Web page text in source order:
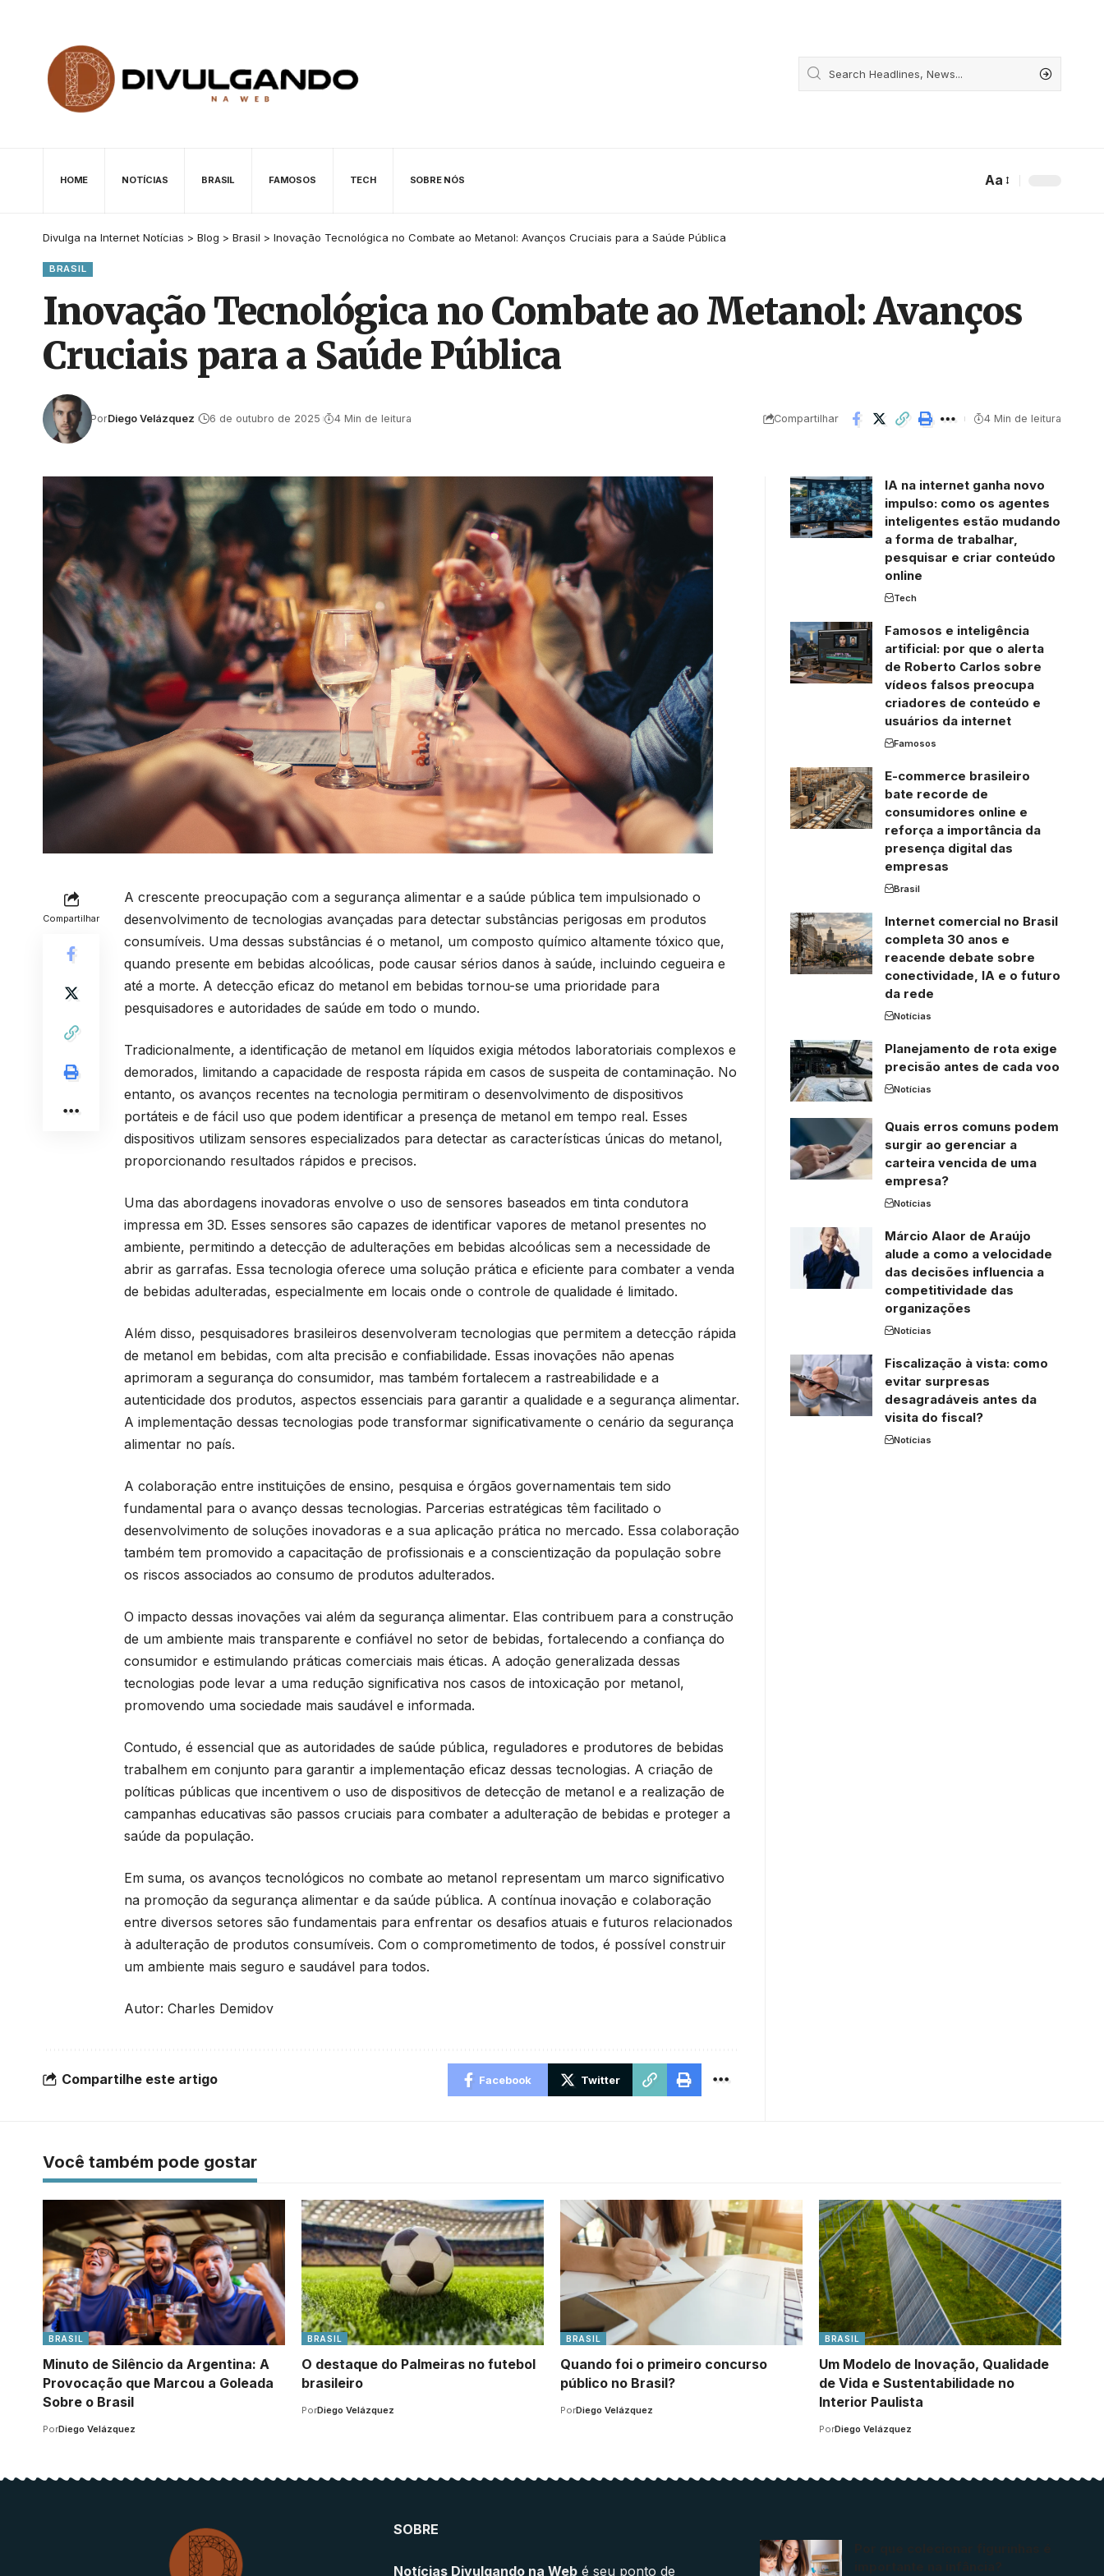
HOME NOTÍCIAS BRASIL FAMOSOS TECH SOBRE NÓS Aa
Divulga na Internet Notícias > Blog > Brasil > Inovação Tecnológica no Combate ao Metanol: Avanços Cruciais para a Saúde Pública
BRASIL
Inovação Tecnológica no Combate ao Metanol: Avanços
Cruciais para a Saúde Pública
PorDiego Velázquez 6 de outubro de 2025 4 Min de leitura Compartilhar 4 Min de leitura
Compartilhar
A crescente preocupação com a segurança alimentar e a saúde pública tem impulsionado o
desenvolvimento de tecnologias avançadas para detectar substâncias perigosas em produtos
consumíveis. Uma dessas substâncias é o metanol, um composto químico altamente tóxico que,
quando presente em bebidas alcoólicas, pode causar sérios danos à saúde, incluindo cegueira e
até a morte. A detecção eficaz do metanol em bebidas tornou-se uma prioridade para
pesquisadores e autoridades de saúde em todo o mundo.
Tradicionalmente, a identificação de metanol em líquidos exigia métodos laboratoriais complexos e
demorados, limitando a capacidade de resposta rápida em casos de suspeita de contaminação. No
entanto, os avanços recentes na tecnologia permitiram o desenvolvimento de dispositivos
portáteis e de fácil uso que podem identificar a presença de metanol em tempo real. Esses
dispositivos utilizam sensores especializados para detectar as características únicas do metanol,
proporcionando resultados rápidos e precisos.
Uma das abordagens inovadoras envolve o uso de sensores baseados em tinta condutora
impressa em 3D. Esses sensores são capazes de identificar vapores de metanol presentes no
ambiente, permitindo a detecção de adulterações em bebidas alcoólicas sem a necessidade de
abrir as garrafas. Essa tecnologia oferece uma solução prática e eficiente para combater a venda
de bebidas adulteradas, especialmente em locais onde o controle de qualidade é limitado.
Além disso, pesquisadores brasileiros desenvolveram tecnologias que permitem a detecção rápida
de metanol em bebidas, com alta precisão e confiabilidade. Essas inovações não apenas
aprimoram a segurança do consumidor, mas também fortalecem a rastreabilidade e a
autenticidade dos produtos, aspectos essenciais para garantir a qualidade e a segurança alimentar.
A implementação dessas tecnologias pode transformar significativamente o cenário da segurança
alimentar no país.
A colaboração entre instituições de ensino, pesquisa e órgãos governamentais tem sido
fundamental para o avanço dessas tecnologias. Parcerias estratégicas têm facilitado o
desenvolvimento de soluções inovadoras e a sua aplicação prática no mercado. Essa colaboração
também tem promovido a capacitação de profissionais e a conscientização da população sobre
os riscos associados ao consumo de produtos adulterados.
O impacto dessas inovações vai além da segurança alimentar. Elas contribuem para a construção
de um ambiente mais transparente e confiável no setor de bebidas, fortalecendo a confiança do
consumidor e estimulando práticas comerciais mais éticas. A adoção generalizada dessas
tecnologias pode levar a uma redução significativa nos casos de intoxicação por metanol,
promovendo uma sociedade mais saudável e informada.
Contudo, é essencial que as autoridades de saúde pública, reguladores e produtores de bebidas
trabalhem em conjunto para garantir a implementação eficaz dessas tecnologias. A criação de
políticas públicas que incentivem o uso de dispositivos de detecção de metanol e a realização de
campanhas educativas são passos cruciais para combater a adulteração de bebidas e proteger a
saúde da população.
Em suma, os avanços tecnológicos no combate ao metanol representam um marco significativo
na promoção da segurança alimentar e da saúde pública. A contínua inovação e colaboração
entre diversos setores são fundamentais para enfrentar os desafios atuais e futuros relacionados
à adulteração de produtos consumíveis. Com o comprometimento de todos, é possível construir
um ambiente mais seguro e saudável para todos.
Autor: Charles Demidov
Compartilhe este artigo Facebook Twitter
IA na internet ganha novo
impulso: como os agentes
inteligentes estão mudando
a forma de trabalhar,
pesquisar e criar conteúdo
online
Tech
Famosos e inteligência
artificial: por que o alerta
de Roberto Carlos sobre
vídeos falsos preocupa
criadores de conteúdo e
usuários da internet
Famosos
E-commerce brasileiro
bate recorde de
consumidores online e
reforça a importância da
presença digital das
empresas
Brasil
Internet comercial no Brasil
completa 30 anos e
reacende debate sobre
conectividade, IA e o futuro
da rede
Notícias
Planejamento de rota exige
precisão antes de cada voo
Notícias
Quais erros comuns podem
surgir ao gerenciar a
carteira vencida de uma
empresa?
Notícias
Márcio Alaor de Araújo
alude a como a velocidade
das decisões influencia a
competitividade das
organizações
Notícias
Fiscalização à vista: como
evitar surpresas
desagradáveis antes da
visita do fiscal?
Notícias
Você também pode gostar
BRASIL
Minuto de Silêncio da Argentina: A
Provocação que Marcou a Goleada
Sobre o Brasil
PorDiego Velázquez
BRASIL
O destaque do Palmeiras no futebol
brasileiro
PorDiego Velázquez
BRASIL
Quando foi o primeiro concurso
público no Brasil?
PorDiego Velázquez
BRASIL
Um Modelo de Inovação, Qualidade
de Vida e Sustentabilidade no
Interior Paulista
PorDiego Velázquez
SOBRE
Notícias Divulgando na Webé seu ponto de